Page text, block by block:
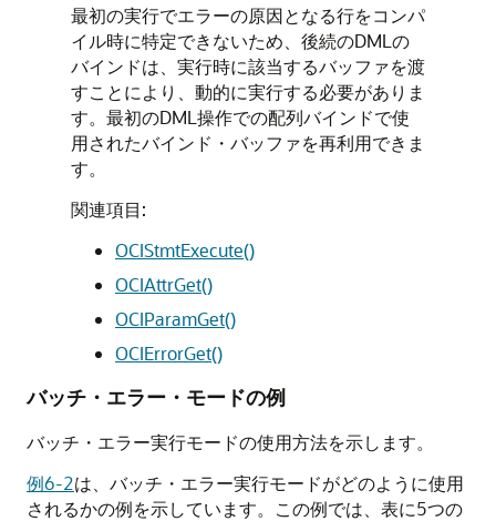
最初の実行でエラーの原因となる行をコンパ
イル時に特定できないため、後続のDMLの
バインドは、実行時に該当するバッファを渡
すことにより、動的に実行する必要がありま
す。最初のDML操作での配列バインドで使
用されたバインド・バッファを再利用できま
す。
関連項目:
OCIStmtExecute()
OCIAttrGet()
OCIParamGet()
OCIErrorGet()
バッチ・エラー・モードの例
バッチ・エラー実行モードの使用方法を示します。
例6-2は、バッチ・エラー実行モードがどのように使用
されるかの例を示しています。この例では、表に5つの